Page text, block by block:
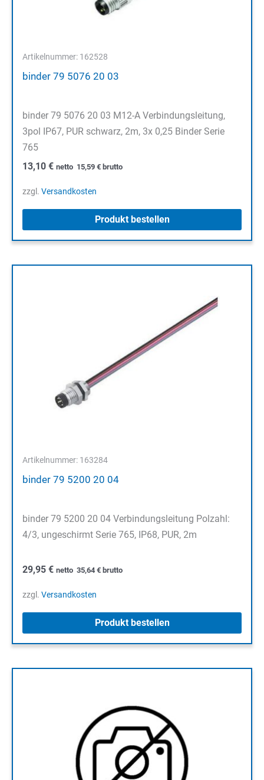
Artikelnummer: 162528
binder 79 5076 20 03
binder 79 5076 20 03 M12-A Verbindungsleitung,
3pol IP67, PUR schwarz, 2m, 3x 0,25 Binder Serie
765
13,10 € netto 15,59 € brutto
zzgl. Versandkosten
Produkt bestellen
Artikelnummer: 163284
binder 79 5200 20 04
binder 79 5200 20 04 Verbindungsleitung Polzahl:
4/3, ungeschirmt Serie 765, IP68, PUR, 2m
29,95 € netto 35,64 € brutto
zzgl. Versandkosten
Produkt bestellen